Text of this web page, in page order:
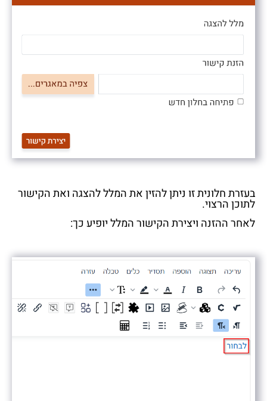
בעזרת חלונית זו ניתן להזין את המלל להצגה ואת הקישור
לתוכן הרצוי.
לאחר ההזנה ויצירת הקישור המלל יופיע כך: